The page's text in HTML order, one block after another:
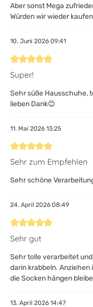
Aber sonst Mega
Würden wir wieder
10. Juni 2026 09:41
Bewertung mit 5 von 5
Super!
Sehr süße Hausschuhe,
lieben Dank😊
11. Mai 2026 13:25
Bewertung mit 5 von 5
Sehr zum Empfehlen
Sehr schöne
24. April 2026 08:49
Bewertung mit 5 von 5
Sehr gut
Sehr tolle verarbeitet
darin krabbeln. Anziehen
die Socken hängen
13. April 2026 14:47